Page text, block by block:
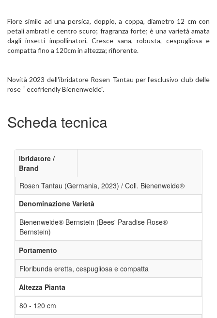
Fiore simile ad una persica, doppio, a coppa, diametro 12 cm con
petali ambrati e centro scuro; fragranza forte; è una varietà amata
dagli insetti impollinatori. Cresce sana, robusta, cespugliosa e
compatta fino a 120cm in altezza; rifiorente.
Novità 2023 dell'ibridatore Rosen Tantau per l'esclusivo club delle
rose “ ecofriendly Bienenweide".
Scheda tecnica
Ibridatore /
Brand
Rosen Tantau (Germania, 2023) / Coll. Bienenweide®
Denominazione Varietà
Bienenweide® Bernstein (Bees' Paradise Rose®
Bernstein)
Portamento
Floribunda eretta, cespugliosa e compatta
Altezza Pianta
80 - 120 cm